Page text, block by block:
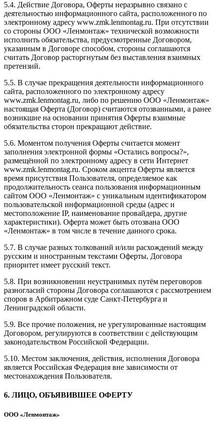
5.4. Действие Договора, Оферты неразрывно связано с
деятельностью информационного сайта, расположенного по
электронному адресу www.zmk.lenmontag.ru. При отсутствии
со стороны ООО «Ленмонтаж» технической возможности
исполнить обязательства, предусмотренные Договором,
указанным в Договоре способом, стороны соглашаются
считать Договор расторгнутым без выставления взаимных
претензий.
5.5. В случае прекращения деятельности информационного
сайта, расположенного по электронному адресу
www.zmk.lenmontag.ru, либо по решению ООО «Ленмонтаж»
настоящая Оферта (Договор) считаются отозванными, а ранее
возникшие на основании принятия Оферты взаимные
обязательства сторон прекращают действие.
5.6. Моментом получения Оферты считается момент
заполнения электронной формы «Остались вопросы?»,
размещённой по электронному адресу в сети Интернет
www.zmk.lenmontag.ru. Сроком акцепта Оферты является
время присутствия Пользователя, определяемое как
продолжительность сеанса пользования информационным
сайтом ООО «Ленмонтаж» с уникальным идентификатором
пользовательской информационной среды (адрес и
местоположение IP, наименование провайдера, другие
характеристики). Оферта может быть отозвана ООО
«Ленмонтаж» в том числе в течение данного срока.
5.7. В случае разных толкований и/или расхождений между
русским и иностранным текстами Оферты, Договора
приоритет имеет русский текст.
5.8. При возникновении неустранимых путём переговоров
разногласий стороны Договора соглашаются с рассмотрением
споров в Арбитражном суде Санкт-Петербурга и
Ленинградской области.
5.9. Все прочие положения, не урегулированные настоящим
Договором, регулируются в соответствии с действующим
законодательством Российской Федерации.
5.10. Местом заключения, действия, исполнения Договора
является Российская Федерация вне зависимости от
местонахождения Пользователя.
6. ЛИЦО, ОБЪЯВИВШЕЕ ОФЕРТУ
ООО «Ленмонтаж»